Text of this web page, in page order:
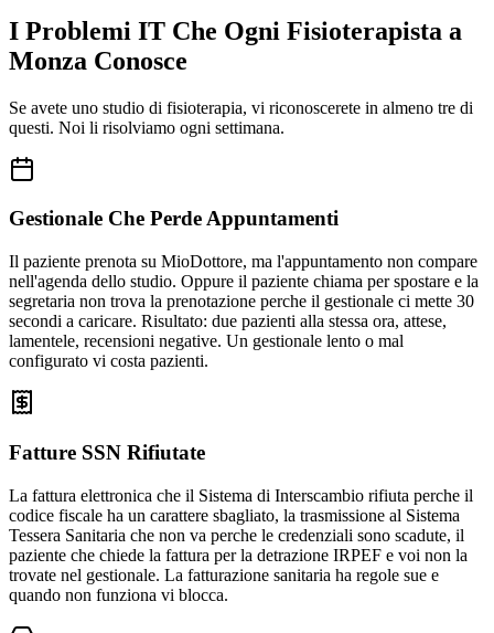
I Problemi IT Che Ogni Fisioterapista a
Monza Conosce
Se avete uno studio di fisioterapia, vi riconoscerete in almeno tre di
questi. Noi li risolviamo ogni settimana.
Gestionale Che Perde Appuntamenti
Il paziente prenota su MioDottore, ma l'appuntamento non compare
nell'agenda dello studio. Oppure il paziente chiama per spostare e la
segretaria non trova la prenotazione perche il gestionale ci mette 30
secondi a caricare. Risultato: due pazienti alla stessa ora, attese,
lamentele, recensioni negative. Un gestionale lento o mal
configurato vi costa pazienti.
Fatture SSN Rifiutate
La fattura elettronica che il Sistema di Interscambio rifiuta perche il
codice fiscale ha un carattere sbagliato, la trasmissione al Sistema
Tessera Sanitaria che non va perche le credenziali sono scadute, il
paziente che chiede la fattura per la detrazione IRPEF e voi non la
trovate nel gestionale. La fatturazione sanitaria ha regole sue e
quando non funziona vi blocca.